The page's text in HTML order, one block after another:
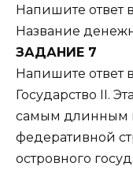
Напишите ответ
Название
ЗАДАНИЕ 7
Напишите ответ
Государство II.
самым длинным
федеративной
островного